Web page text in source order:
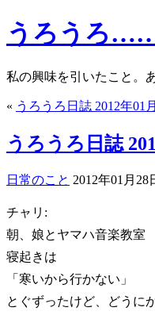
うろうろ
私の興味を引いたこと。
« うろうろ日誌 2012年01
うろうろ日誌
日常のこと 2012年01月28
チャリ:
朝、娘とヤマハ音楽教室
寝起きは
「寒いから行かない」
とぐずったけど、どうに